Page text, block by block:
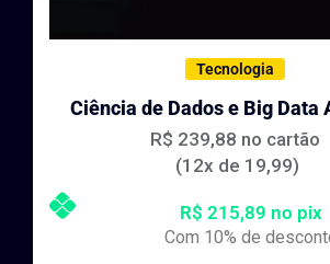
Tecnologia
Ciência de Dados e Big Data
R$ 239,88 no cartão
(12x de 19,99)
R$ 215,89 no pix
Com 10% de